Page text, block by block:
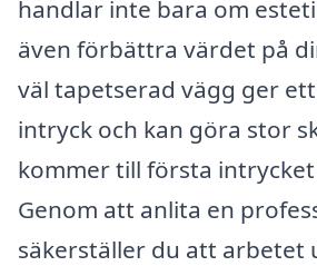
handlar inte bara om
även förbättra värdet på
väl tapetserad vägg ger
intryck och kan göra stor
kommer till första
Genom att anlita en
säkerställer du att arbetet